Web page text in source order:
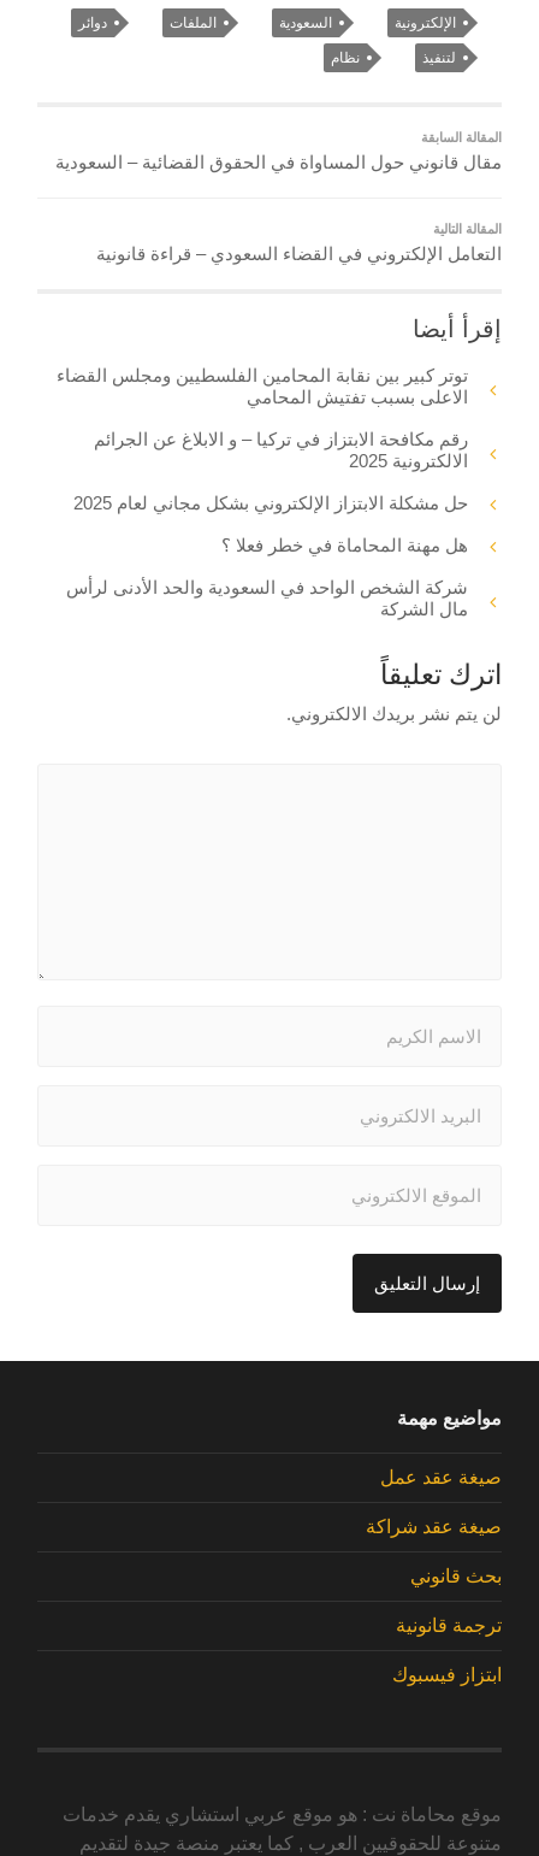
الإلكترونية السعودية الملفات دوائر
لتنفيذ نظام
المقالة السابقة
مقال قانوني حول المساواة في الحقوق القضائية – السعودية
المقالة التالية
التعامل الإلكتروني في القضاء السعودي – قراءة قانونية
إقرأ أيضا
توتر كبير بين نقابة المحامين الفلسطيين ومجلس القضاء
الاعلى بسبب تفتيش المحامي
رقم مكافحة الابتزاز في تركيا – و الابلاغ عن الجرائم
الالكترونية 2025
حل مشكلة الابتزاز الإلكتروني بشكل مجاني لعام 2025
هل مهنة المحاماة في خطر فعلا ؟
شركة الشخص الواحد في السعودية والحد الأدنى لرأس
مال الشركة
اترك تعليقاً
لن يتم نشر بريدك الالكتروني.
مواضيع مهمة
صيغة عقد عمل
صيغة عقد شراكة
بحث قانوني
ترجمة قانونية
ابتزاز فيسبوك
موقع محاماة نت : هو موقع عربي استشاري يقدم خدمات
متنوعة للحقوقيين العرب , كما يعتبر منصة جيدة لتقديم